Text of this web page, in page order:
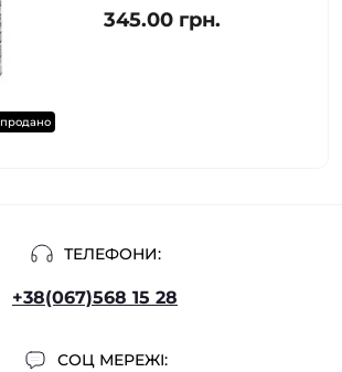
продано
345.00 грн.
ТЕЛЕФОНИ:
+38(067)568 15 28
СОЦ МЕРЕЖІ: